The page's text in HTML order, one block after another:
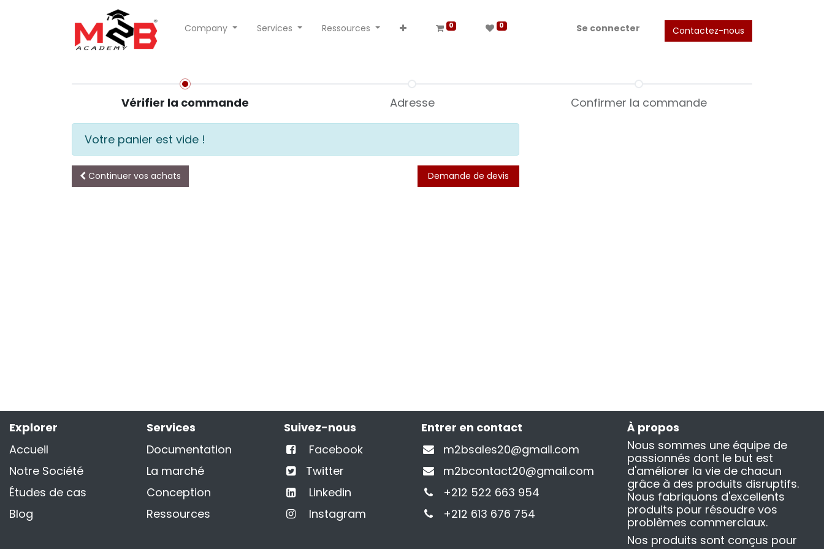
Company Services Ressources 0 0 Se connecter Contactez-nous
Vérifier la commande Adresse Confirmer la commande
Votre panier est vide !
Continuer vos achats Demande de devis
Explorer
Accueil
Notre Société
Études de cas
Blog
Services
Documentation
La marché
Conception
Ressources
Suivez-nous
Facebook
Twitter
Linkedin
Instagram
Entrer en contact
m2bsales20@gmail.com
m2bcontact20@gmail.com
+212 522 663 954
+212 613 676 754
À propos
Nous sommes une équipe de
passionnés dont le but est
d'améliorer la vie de chacun
grâce à des produits disruptifs.
Nous fabriquons d'excellents
produits pour résoudre vos
problèmes commerciaux.
Nos produits sont conçus pour